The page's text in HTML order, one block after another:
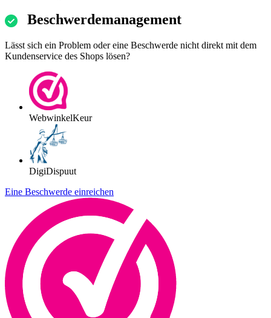
Beschwerdemanagement
Lässt sich ein Problem oder eine Beschwerde nicht direkt mit dem
Kundenservice des Shops lösen?
WebwinkelKeur
DigiDispuut
Eine Beschwerde einreichen